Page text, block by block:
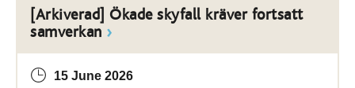
[Arkiverad] Ökade skyfall kräver fortsatt
samverkan
15 June 2026